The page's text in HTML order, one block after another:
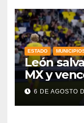
ESTADO
León
MX y
la6 DE AGOSTO